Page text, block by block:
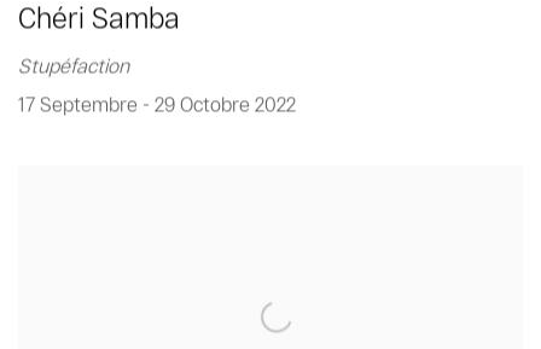
Chéri Samba
Stupéfaction
17 Septembre - 29 Octobre 2022